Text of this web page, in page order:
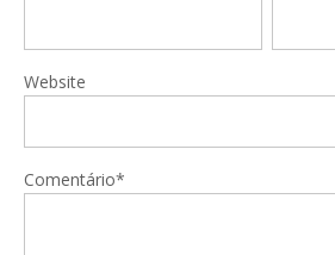
Website
Comentário*